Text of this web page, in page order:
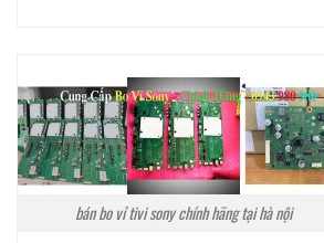
bán bo vỉ tivi sony chính hãng tại hà nội